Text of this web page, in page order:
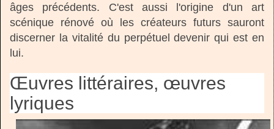
âges précédents. C'est aussi l'origine d'un art
scénique rénové où les créateurs futurs sauront
discerner la vitalité du perpétuel devenir qui est en
lui.
Œuvres littéraires, œuvres
lyriques